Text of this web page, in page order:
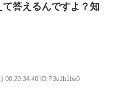
答えるんですよ？知
) 00:20:34.40 ID:P3u1b1bs0